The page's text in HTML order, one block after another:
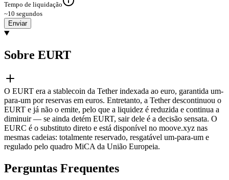
Tempo de liquidação
~10 segundos
Enviar
Sobre EURT
O EURT era a stablecoin da Tether indexada ao euro, garantida um-
para-um por reservas em euros. Entretanto, a Tether descontinuou o
EURT e já não o emite, pelo que a liquidez é reduzida e continua a
diminuir — se ainda detém EURT, sair dele é a decisão sensata. O
EURC é o substituto direto e está disponível no moove.xyz nas
mesmas cadeias: totalmente reservado, resgatável um-para-um e
regulado pelo quadro MiCA da União Europeia.
Perguntas Frequentes